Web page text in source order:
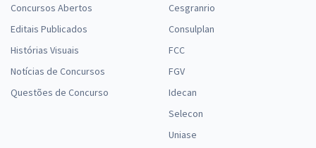
Concursos Abertos
Editais Publicados
Histórias Visuais
Notícias de Concursos
Questões de Concurso
Cesgranrio
Consulplan
FCC
FGV
Idecan
Selecon
Uniase